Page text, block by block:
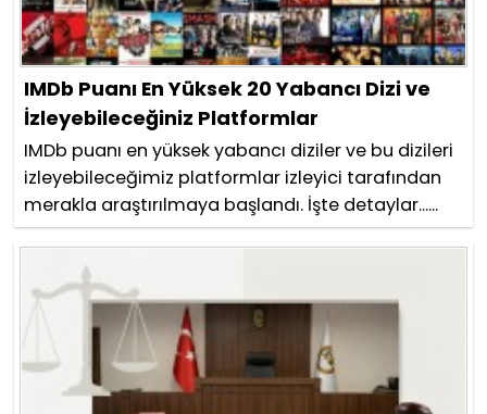
IMDb Puanı En Yüksek 20 Yabancı Dizi ve
İzleyebileceğiniz Platformlar
IMDb puanı en yüksek yabancı diziler ve bu dizileri
izleyebileceğimiz platformlar izleyici tarafından
merakla araştırılmaya başlandı. İşte detaylar......